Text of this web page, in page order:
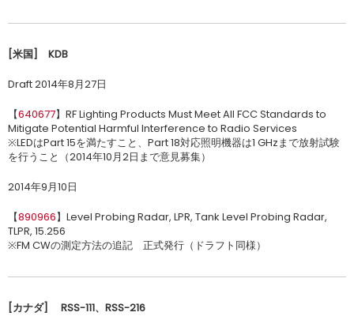
[米国] KDB
Draft 2014年8月27日
【640677】RF Lighting Products Must Meet All FCC Standards to
Mitigate Potential Harmful Interference to Radio Services
※LEDはPart 15を満たすこと、Part 18対応照明機器は1 GHzまで放射試験
を行うこと（2014年10月2日まで意見募集）
2014年9月10日
【890966】Level Probing Radar, LPR, Tank Level Probing Radar,
TLPR, 15.256
※FM CWの測定方法の追記 正式発行（ドラフト同様）
[カナダ] RSS-111、 RSS-216